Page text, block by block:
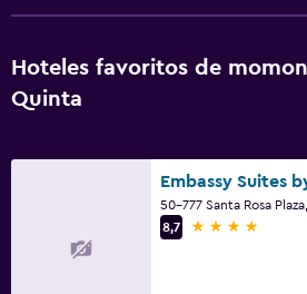
Bar/lounge
Hoteles favoritos de
Quinta
8,7
4 estrellas